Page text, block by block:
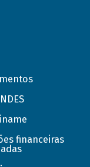
financeiras